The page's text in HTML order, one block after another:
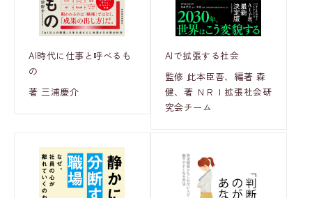
AI時代に仕事と呼べるも
の
著 三浦慶介
AIで拡張する社会
監修 此本臣吾、編著 森
健、著 ＮＲＩ拡張社会研
究会チーム